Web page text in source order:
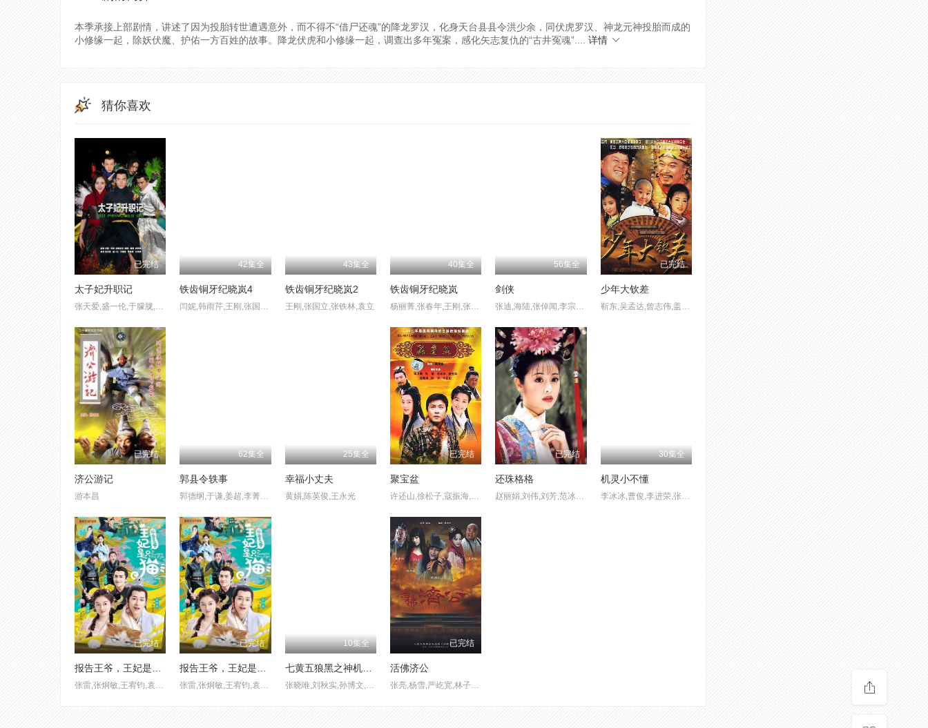
本季承接上部剧情，讲述了因为投胎转世遭遇意外，而不得不“借尸还魂”的降龙罗汉，化身天台县县令洪少余，同伏虎罗汉、神龙元神投胎而成的
小修缘一起，除妖伏魔、护佑一方百姓的故事。降龙伏虎和小修缘一起，调查出多年冤案，感化矢志复仇的“古井冤魂”....
详情
猜你喜欢
已完结
太子妃升职记
张天爱,盛一伦,于朦胧,江奇霖
42集全
铁齿铜牙纪晓岚4
闫妮,韩雨芹,王刚,张国立,张铁林,袁立,杨千嬅
43集全
铁齿铜牙纪晓岚2
王刚,张国立,张铁林,袁立
40集全
铁齿铜牙纪晓岚
杨丽菁,张春年,王刚,张国立,张铁林,袁立,赵敏芬
56集全
剑侠
张迪,海陆,张倬闻,李宗翰,贡米,张明明,郑逸桐,臧洪娜,白珊,吴俊余
已完结
少年大钦差
靳东,吴孟达,曾志伟,盖丽丽,叮当,李宗翰,舒畅,张默,魏宗万,闾汉彪,佟童
已完结
济公游记
游本昌
62集全
郭县令轶事
郭德纲,于谦,姜超,李菁菁,胡珂瑜,李文启,史妍,吴丹佳佳
25集全
幸福小丈夫
黄娟,陈英俊,王永光
已完结
聚宝盆
许还山,徐松子,寇振海,张卫健,范冰冰,薛佳凝,朱泳腾,高强,张庭,彭丹,梁冠华,郑毓芝
已完结
还珠格格
赵丽娟,刘伟,刘芳,范冰冰,刘芳毓,赵薇,苏有朋,陈志朋,林心如,周杰,张铁林,苗皓钧,张恒,刘丹,王奕,陆诗雨,李楠,戴春荣,薛俨,王坤,陈莹,李明启,杨东,游龙,温海波,郑佳欣,鱼梦洁,艾洋,董伟,张巍,朱景隆
30集全
机灵小不懂
李冰冰,曹俊,李进荣,张卫健,黄海冰,聂远,薛佳凝,罗家英,何美钿,马精武,沈晓海,王元禄,薛文成,谭建昌,黄翀
已完结
报告王爷，王妃是只猫第一季
张雷,张炯敏,王宥钧,袁雨萱,陈品延,蔡祥宇,高智洋,孙泽霖
已完结
报告王爷，王妃是只猫第二季
张雷,张炯敏,王宥钧,袁雨萱,陈品延,蔡祥宇,高智洋,孙泽霖
10集全
七黄五狼黑之神机秘策
张晓唯,刘秋实,孙博文,孙亚龙,李浩宇,拳师七号,周淑怡
已完结
活佛济公
张亮,杨雪,严屹宽,林子聪,陈浩民,涂黎曼,陈紫函,张檬,林江国,高昊,郑逸桐,馨子,法提麦·雅琦